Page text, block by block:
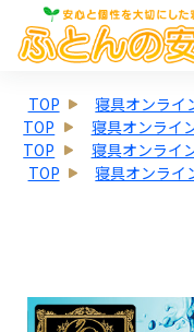
TOP 寝具オンライ
TOP
寝具オンライ
TOP
寝具オンライ
TOP
寝具オンライ